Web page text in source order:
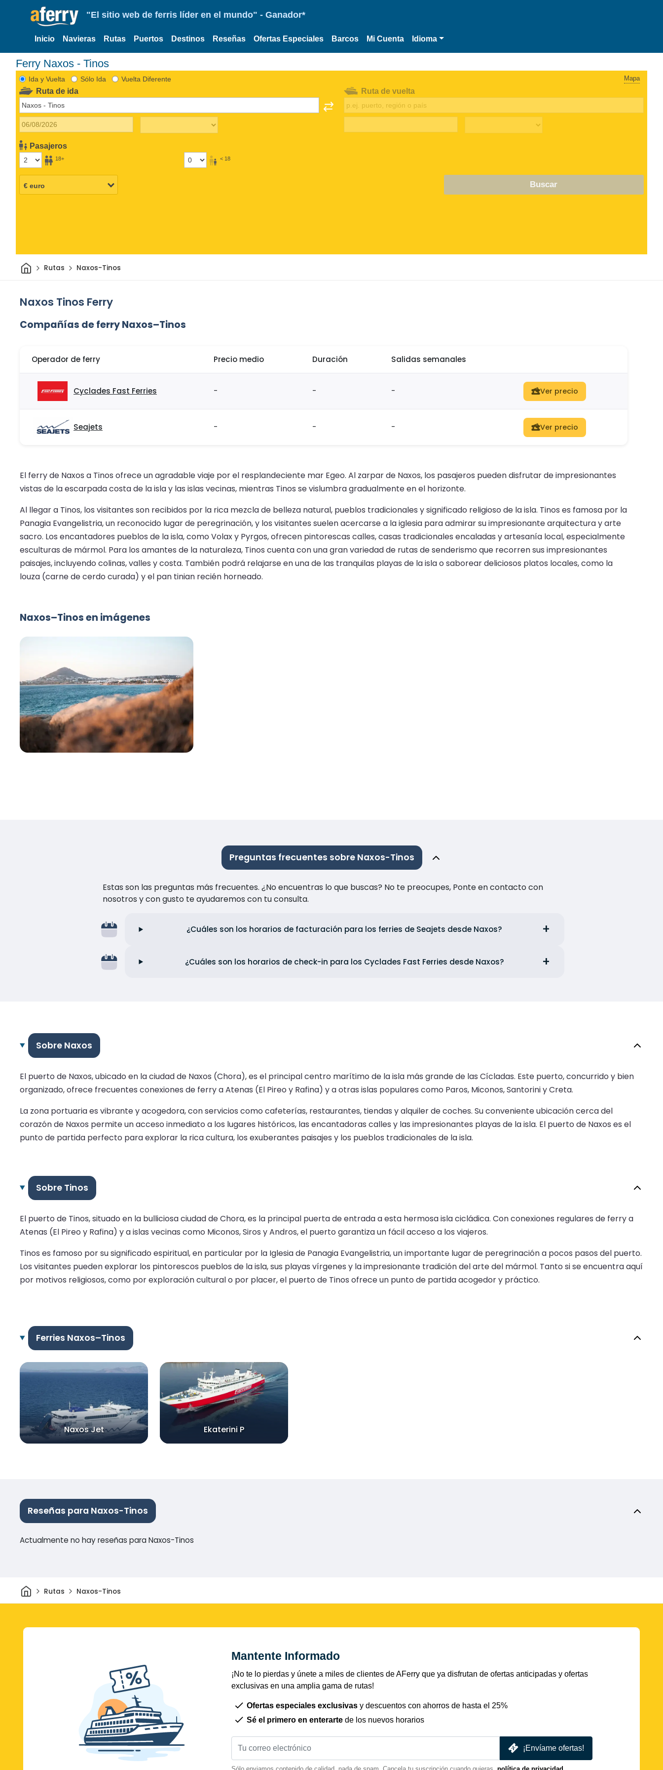
"El sitio web de ferris líder en el mundo" - Ganador*
Inicio Navieras Rutas Puertos Destinos Reseñas Ofertas Especiales Barcos Mi Cuenta Idioma
Ferry Naxos - Tinos
Ida y Vuelta Sólo Ida Vuelta Diferente Mapa
Ruta de ida
Pasajeros
18+ < 18
Ruta de vuelta
Buscar
InicioRutas Naxos-Tinos
Naxos Tinos Ferry
Compañías de ferry Naxos–Tinos
Operador de ferry Precio medio Duración Salidas semanales
Cyclades Fast Ferries - - - Ver precio
Seajets - - - Ver precio
El ferry de Naxos a Tinos ofrece un agradable viaje por el resplandeciente mar Egeo. Al zarpar de Naxos, los pasajeros pueden disfrutar de impresionantes
vistas de la escarpada costa de la isla y las islas vecinas, mientras Tinos se vislumbra gradualmente en el horizonte.
Al llegar a Tinos, los visitantes son recibidos por la rica mezcla de belleza natural, pueblos tradicionales y significado religioso de la isla. Tinos es famosa por la
Panagia Evangelistria, un reconocido lugar de peregrinación, y los visitantes suelen acercarse a la iglesia para admirar su impresionante arquitectura y arte
sacro. Los encantadores pueblos de la isla, como Volax y Pyrgos, ofrecen pintorescas calles, casas tradicionales encaladas y artesanía local, especialmente
esculturas de mármol. Para los amantes de la naturaleza, Tinos cuenta con una gran variedad de rutas de senderismo que recorren sus impresionantes
paisajes, incluyendo colinas, valles y costa. También podrá relajarse en una de las tranquilas playas de la isla o saborear deliciosos platos locales, como la
louza (carne de cerdo curada) y el pan tinian recién horneado.
Naxos–Tinos en imágenes
Preguntas frecuentes sobre Naxos-Tinos
Estas son las preguntas más frecuentes. ¿No encuentras lo que buscas? No te preocupes, Ponte en contacto con
nosotros y con gusto te ayudaremos con tu consulta.
¿Cuáles son los horarios de facturación para los ferries de Seajets desde Naxos?
¿Cuáles son los horarios de check-in para los Cyclades Fast Ferries desde Naxos?
Sobre Naxos
El puerto de Naxos, ubicado en la ciudad de Naxos (Chora), es el principal centro marítimo de la isla más grande de las Cícladas. Este puerto, concurrido y bien
organizado, ofrece frecuentes conexiones de ferry a Atenas (El Pireo y Rafina) y a otras islas populares como Paros, Miconos, Santorini y Creta.
La zona portuaria es vibrante y acogedora, con servicios como cafeterías, restaurantes, tiendas y alquiler de coches. Su conveniente ubicación cerca del
corazón de Naxos permite un acceso inmediato a los lugares históricos, las encantadoras calles y las impresionantes playas de la isla. El puerto de Naxos es el
punto de partida perfecto para explorar la rica cultura, los exuberantes paisajes y los pueblos tradicionales de la isla.
Sobre Tinos
El puerto de Tinos, situado en la bulliciosa ciudad de Chora, es la principal puerta de entrada a esta hermosa isla cicládica. Con conexiones regulares de ferry a
Atenas (El Pireo y Rafina) y a islas vecinas como Miconos, Siros y Andros, el puerto garantiza un fácil acceso a los viajeros.
Tinos es famoso por su significado espiritual, en particular por la Iglesia de Panagia Evangelistria, un importante lugar de peregrinación a pocos pasos del puerto.
Los visitantes pueden explorar los pintorescos pueblos de la isla, sus playas vírgenes y la impresionante tradición del arte del mármol. Tanto si se encuentra aquí
por motivos religiosos, como por exploración cultural o por placer, el puerto de Tinos ofrece un punto de partida acogedor y práctico.
Ferries Naxos–Tinos
Naxos Jet Ekaterini P
Reseñas para Naxos-Tinos
Actualmente no hay reseñas para Naxos-Tinos
InicioRutas Naxos-Tinos
Mantente Informado
¡No te lo pierdas y únete a miles de clientes de AFerry que ya disfrutan de ofertas anticipadas y ofertas
exclusivas en una amplia gama de rutas!
Ofertas especiales exclusivas y descuentos con ahorros de hasta el 25%
Sé el primero en enterarte de los nuevos horarios
¡Envíame ofertas!